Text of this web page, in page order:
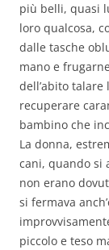
più belli, quasi
loro qualcosa,
dalle tasche
mano e
dell’abito
recuperare
bambino che
La donna,
cani, quando si
non erano
si fermava
piccolo e teso